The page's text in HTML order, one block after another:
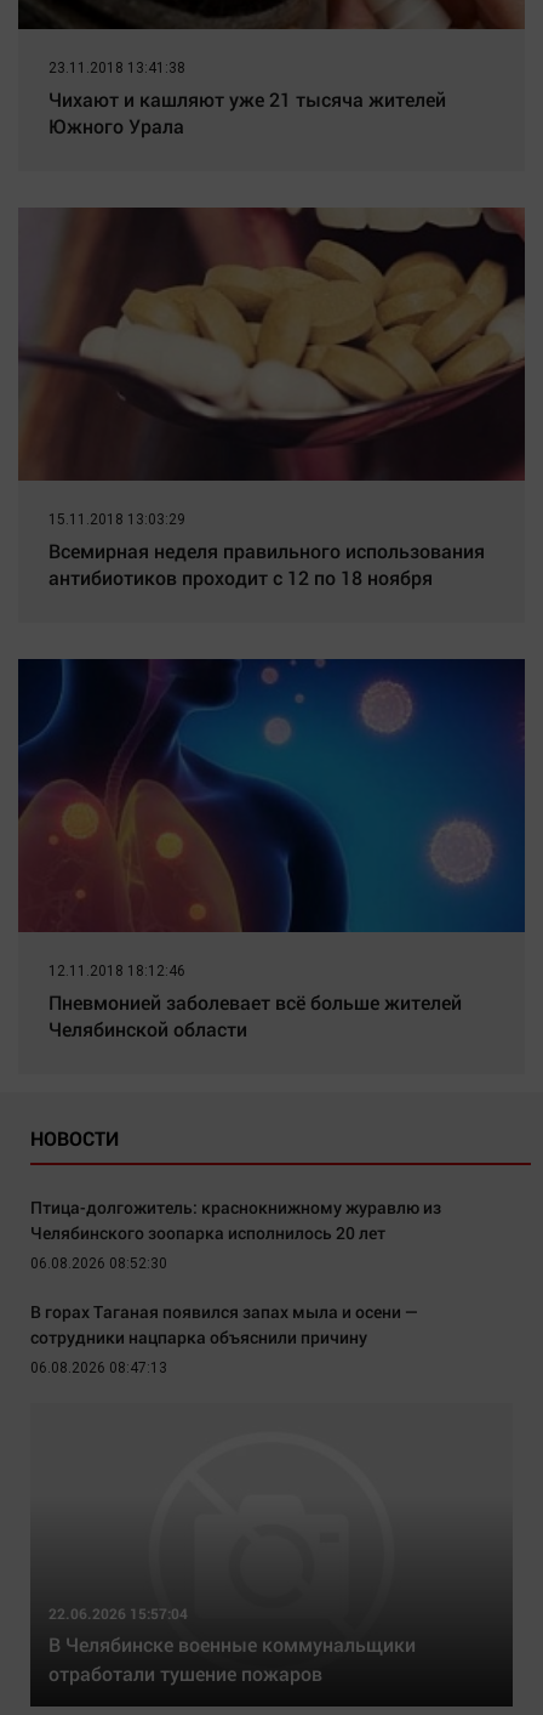
23.11.2018 13:41:38
Чихают и кашляют уже 21 тысяча жителей
Южного Урала
15.11.2018 13:03:29
Всемирная неделя правильного использования
антибиотиков проходит с 12 по 18 ноября
12.11.2018 18:12:46
Пневмонией заболевает всё больше жителей
Челябинской области
НОВОСТИ
Птица-долгожитель: краснокнижному журавлю из
Челябинского зоопарка исполнилось 20 лет
06.08.2026 08:52:30
В горах Таганая появился запах мыла и осени —
сотрудники нацпарка объяснили причину
06.08.2026 08:47:13
22.06.2026 15:57:04
В Челябинске военные коммунальщики
отработали тушение пожаров